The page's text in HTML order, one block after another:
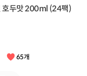
호두맛 200ml (24팩)
65개